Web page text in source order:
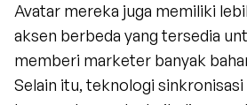
Avatar mereka juga memiliki
aksen berbeda yang tersedia
memberi marketer banyak
Selain itu, teknologi